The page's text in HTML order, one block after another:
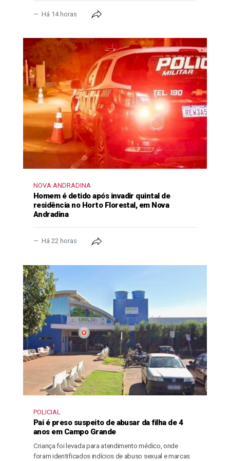
Há 14 horas
NOVA ANDRADINA
Homem é detido após invadir quintal de
residência no Horto Florestal, em Nova
Andradina
Há 22 horas
POLICIAL
Pai é preso suspeito de abusar da filha de 4
anos em Campo Grande
Criança foi levada para atendimento médico, onde
foram identificados indícios de abuso sexual e marcas